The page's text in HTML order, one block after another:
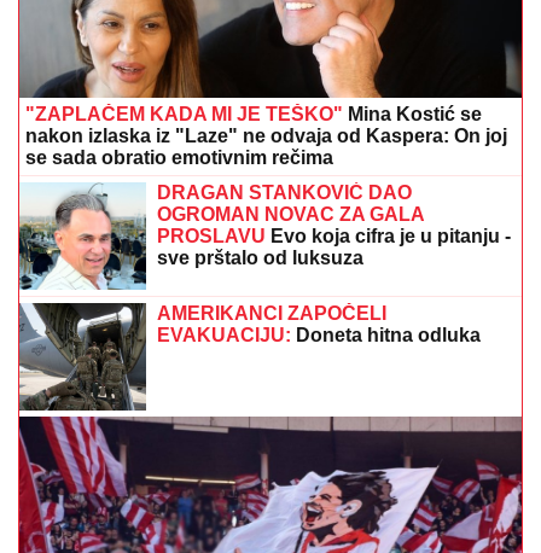
"ZAPLAČEM KADA MI JE TEŠKO" Mina Kostić se
nakon izlaska iz "Laze" ne odvaja od Kaspera: On joj
se sada obratio emotivnim rečima
DRAGAN STANKOVIĆ DAO
OGROMAN NOVAC ZA GALA
PROSLAVU Evo koja cifra je u pitanju -
sve prštalo od luksuza
AMERIKANCI ZAPOČELI
EVAKUACIJU: Doneta hitna odluka